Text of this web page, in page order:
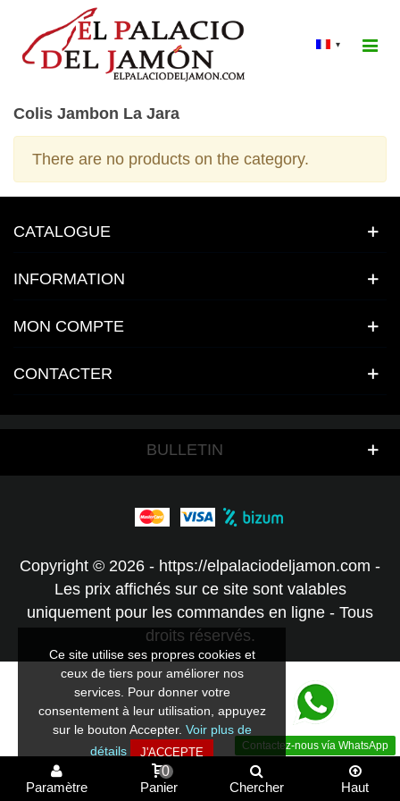
▾
Colis Jambon La Jara
There are no products on the category.
CATALOGUE
INFORMATION
MON COMPTE
CONTACTER
Ce site utilise ses propres cookies et
ceux de tiers pour améliorer nos
services. Pour donner votre
consentement à leur utilisation, appuyez
sur le bouton Accepter. Voir plus de
détails
J'ACCEPTE Contactez-nous vía WhatsApp
BULLETIN
Copyright © 2026 - https://elpalaciodeljamon.com -
Les prix affichés sur ce site sont valables
uniquement pour les commandes en ligne - Tous
droits réservés.
Paramètre Panier
0
Chercher Haut